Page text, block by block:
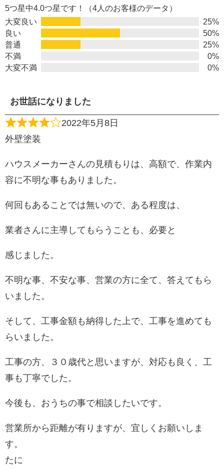
5つ星中4.0つ星です！（4人のお客様のデータ）
大変良い
25%
良い
50%
普通
25%
不満
0%
大変不満
0%
お世話になりました
2022年5月8日
外壁塗装
ハウスメーカーさんの見積もりは、高額で、作業内
容に不明な事もありました。
何回もあることでは無いので、ある程度は、
業者さんに主導してもらうことも、必要と
感じました。
不明な事、不安な事、営業の方に全て、答えてもら
いました。
そして、工事金額も納得した上で、工事を進めても
らいました。
工事の方、３０歳代と思いますが、対応も良く、工
事も丁寧でした。
今後も、おうちの事で相談したいです。
営業所から距離が有りますが、宜しくお願いしま
す。
たに